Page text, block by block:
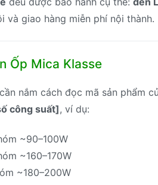
và giao hàng miễn phí nội thành.
Ốp Mica Klasse
nắm cách đọc mã sản phẩm
công suất], ví dụ:
~90–100W
~160–170W
~180–200W